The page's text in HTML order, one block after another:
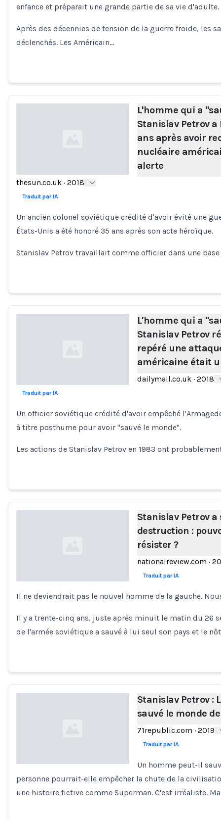
enfance et préparait une grande partie de sa vie d'adulte.
Après des décennies de tension de la guerre froide, les
déclenchés. Les Américain…
Loading...
L'homme qui a
Stanislav Petrov a
ans après avoir
nucléaire
alerte
thesun.co.uk · 2018
Traduit par IA
Un ancien colonel soviétique crédité d'avoir évité une
États-Unis a été honoré 35 ans après son acte héroïque.
Stanislav Petrov travaillait comme officier dans une
L'homme qui a
Stanislav Petrov
repéré une
américaine était
dailymail.co.uk· 2018
Traduit par IA
Un officier soviétique crédité d'avoir empêché
à titre posthume pour avoir "sauvé le monde".
Les actions de Stanislav Petrov en 1983 ont
Stanislav Petrov a
destruction :
résister ?
nationalreview.com ·
Traduit par IA
Il ne deviendrait pas le nouvel homme de la gauche.
Il y a trente-cinq ans, juste après minuit le matin du 26
de l'armée soviétique a sauvé à lui seul son pays et le
Loading...
Stanislav Petrov :
sauvé le monde
71republic.com · 2019
Traduit par IA
Un homme peut-il
personne pourrait-elle empêcher la chute de la
une histoire fictive comme Superman. C'est irréaliste.